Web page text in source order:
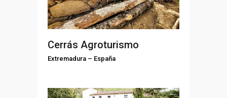
Cerrás Agroturismo
Extremadura – España